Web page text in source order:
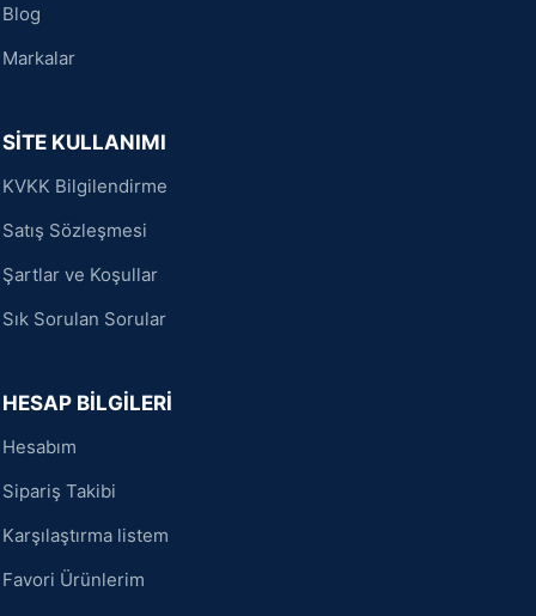
Blog
Markalar
SİTE KULLANIMI
KVKK Bilgilendirme
Satış Sözleşmesi
Şartlar ve Koşullar
Sık Sorulan Sorular
HESAP BİLGİLERİ
Hesabım
Sipariş Takibi
Karşılaştırma listem
Favori Ürünlerim